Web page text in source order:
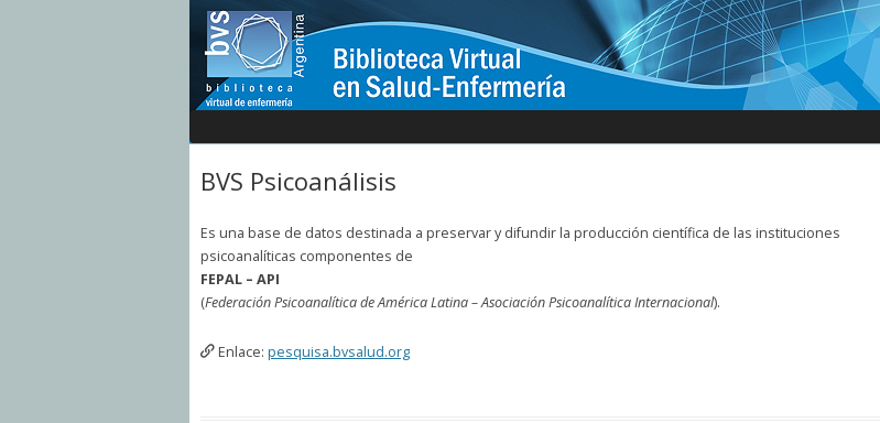
BVS Psicoanálisis
Es una base de datos destinada a preservar y difundir la producción científica de las instituciones
psicoanalíticas componentes de
FEPAL – API
(Federación Psicoanalítica de América Latina – Asociación Psicoanalítica Internacional).
Enlace: pesquisa.bvsalud.org